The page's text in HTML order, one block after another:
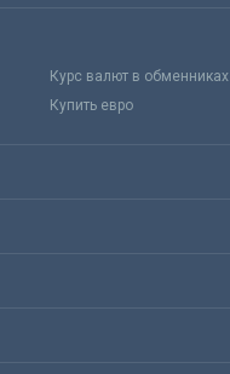
Курс валют в обменниках
Купить евро